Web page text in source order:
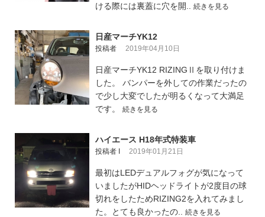
ける際には裏蓋に穴を開.. 続きを見る
日産マーチYK12
投稿者 2019年04月10日
日産マーチYK12 RIZINGⅡを取り付けま
した。 バンパーを外しての作業だったの
で少し大変でしたが明るくなって大満足
です。 続きを見る
ハイエース H18年式特装車
投稿者 I 2019年01月21日
最初はLEDデュアルフォグが気になって
いましたがHIDヘッドライトが2度目の球
切れをしたためRIZING2を入れてみまし
た。とても良かったの.. 続きを見る